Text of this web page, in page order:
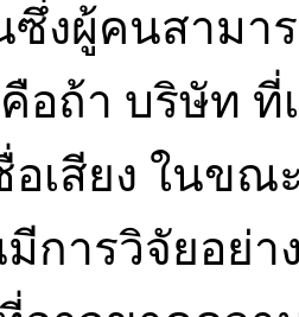
งผู้คนสามา
อถ้า บริษัท
อเสียง ใน
การวิจัยอย่า